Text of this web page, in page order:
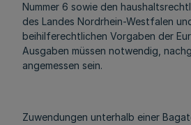
Nummer 6 sowie den
des Landes Nordrhein-Westfalen
beihilferechtlichen Vorgaben der
Ausgaben müssen notwendig,
angemessen sein.
Zuwendungen unterhalb einer